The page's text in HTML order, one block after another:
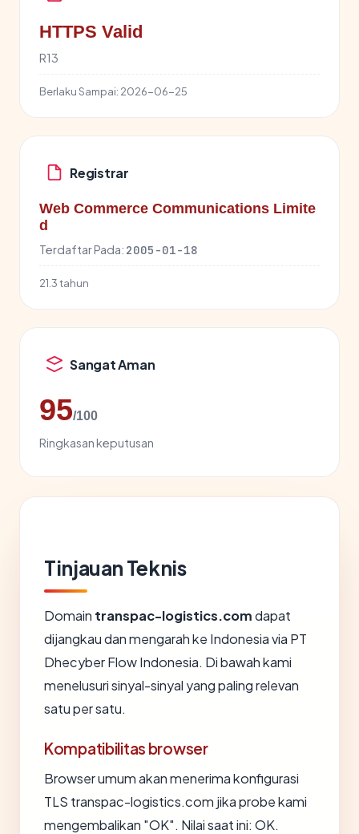
HTTPS Valid
R13
Berlaku Sampai: 2026-06-25
Registrar
Web Commerce Communications Limite
d
Terdaftar Pada: 2005-01-18
21.3 tahun
Sangat Aman
95/100
Ringkasan keputusan
Tinjauan Teknis
Domain transpac-logistics.comdapat
dijangkau dan mengarah ke Indonesia via PT
Dhecyber Flow Indonesia. Di bawah kami
menelusuri sinyal-sinyal yang paling relevan
satu per satu.
Kompatibilitas browser
Browser umum akan menerima konfigurasi
TLS transpac-logistics.com jika probe kami
mengembalikan "OK". Nilai saat ini: OK.